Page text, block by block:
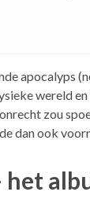
apocalyps
wereld
zou
dan ook
het